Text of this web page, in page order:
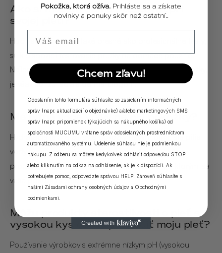
Ako si môžem doma otestovať pH
svojej pleti?
Hoci testy pH nie sú také presné ako profesionálne testy,
sú k dispozícii testovacie prúžky na domáce použitie.
Najlepším spôsobom, ako presne určiť pH vašej pokožky,
je však konzultácia s dermatológom.
Má pitná voda vplyv na pH pokožky?
Hydratácia je pre zdravie pokožky nevyhnutná, ale pitie
vody nemá výrazný vplyv na pH pokožky. Ide skôr o
produkty, ktoré používate, a vonkajšie faktory, s ktorými sa
vaša pokožka stretáva.
Môžu produkty starostlivosti o pleť s
vysokou kyslosťou poškodiť moju pleť?
Používanie výrobkov s extrémne nízkym pH (vysokou
Pokožka, ktorá ožíva. Prihláste sa a získate
novinky a ponuky skôr než ostatní..
Chcem zľavu!
Odoslaním tohto formulára súhlasíte so zasielaním informačných
správ (napr. aktualizácií o objednávke) a/alebo marketingových SMS
správ (napr. pripomienok týkajúcich sa nákupného košíka) od
spoločnosti MUCUMU vrátane správ odosielaných prostredníctvom
automatizovaného systému. Udelenie súhlasu nie je podmienkou
nákupu. Z odberu sa môžete kedykoľvek odhlásiť odpoveďou STOP
alebo kliknutím na odkaz na odhlásenie, ak je k dispozícii. Ak
potrebujete pomoc, odpovedzte správou HELP. Zároveň súhlasíte s
našimi Zásadami ochrany osobných údajov a Obchodnými
podmienkami